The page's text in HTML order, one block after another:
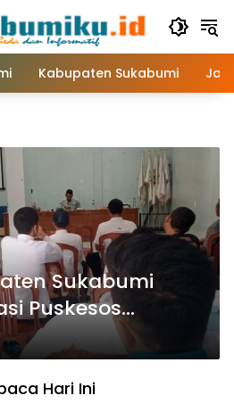
Kabupaten Sukabumi
Sukabumi
Puskesos
Fokuskan Sinergi
Hari Ini